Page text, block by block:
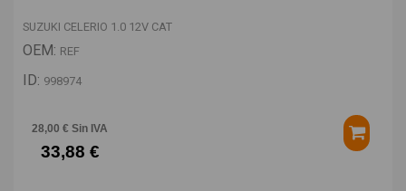
SUZUKI CELERIO 1.0 12V CAT
OEM: REF
ID: 998974
28,00 € Sin IVA
33,88 €